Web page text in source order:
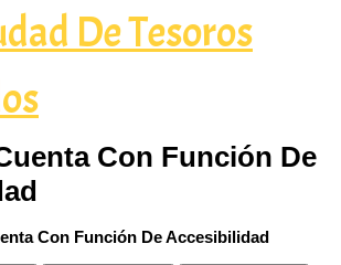
De Tesoros
Con Función De
Con Función De Accesibilidad